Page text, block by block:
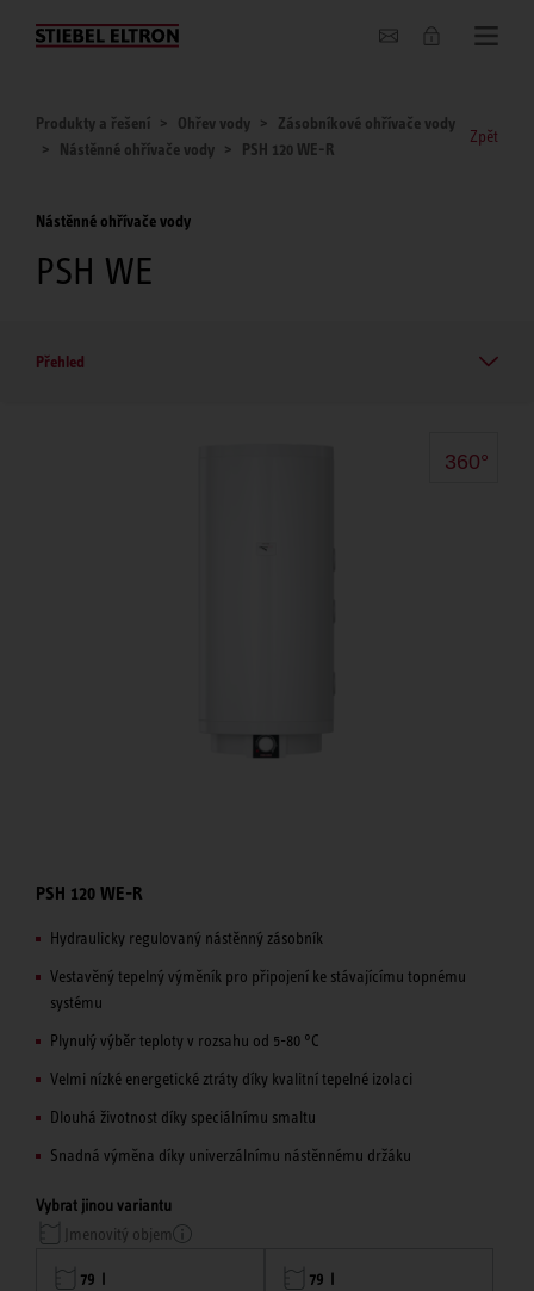
O nás
Produkty a řešení Ohřev vody
Zásobníkové ohřívače vody
Nástěnné ohřívače vody
PSH 120 WE-R
Zpět
Nástěnné ohřívače vody
PSH WE
Přehled
360°
PSH 120 WE-R
Hydraulicky regulovaný nástěnný zásobník
Vestavěný tepelný výměník pro připojení ke stávajícímu topnému
systému
Plynulý výběr teploty v rozsahu od 5-80 °C
Velmi nízké energetické ztráty díky kvalitní tepelné izolaci
Dlouhá životnost díky speciálnímu smaltu
Snadná výměna díky univerzálnímu nástěnnému držáku
Vybrat jinou variantu
Jmenovitý objem
79 l 79 l